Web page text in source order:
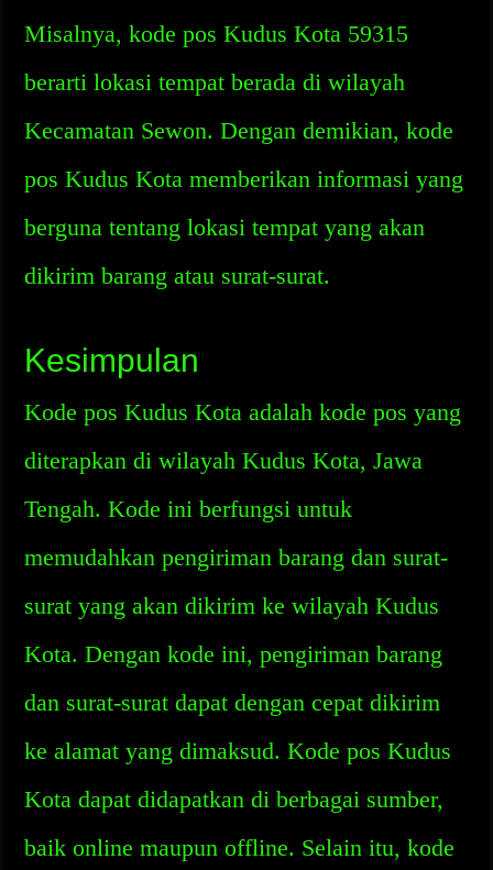
Misalnya, kode pos Kudus Kota 59315
berarti lokasi tempat berada di wilayah
Kecamatan Sewon. Dengan demikian, kode
pos Kudus Kota memberikan informasi yang
berguna tentang lokasi tempat yang akan
dikirim barang atau surat-surat.
Kesimpulan
Kode pos Kudus Kota adalah kode pos yang
diterapkan di wilayah Kudus Kota, Jawa
Tengah. Kode ini berfungsi untuk
memudahkan pengiriman barang dan surat-
surat yang akan dikirim ke wilayah Kudus
Kota. Dengan kode ini, pengiriman barang
dan surat-surat dapat dengan cepat dikirim
ke alamat yang dimaksud. Kode pos Kudus
Kota dapat didapatkan di berbagai sumber,
baik online maupun offline. Selain itu, kode